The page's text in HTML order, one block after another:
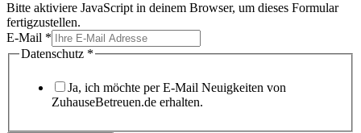
Bitte aktiviere JavaScript in deinem Browser, um dieses Formular
fertigzustellen.
E-Mail *
Datenschutz *
Ja, ich möchte per E-Mail Neuigkeiten von
ZuhauseBetreuen.de erhalten.